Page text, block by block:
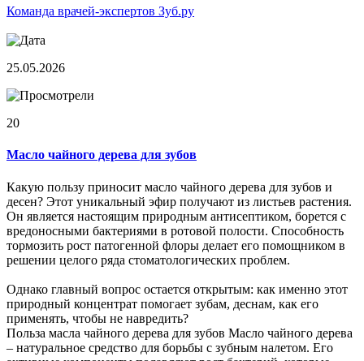
Команда врачей-экспертов Зуб.ру
25.05.2026
20
Масло чайного дерева для зубов
Какую пользу приносит масло чайного дерева для зубов и
десен? Этот уникальный эфир получают из листьев растения.
Он является настоящим природным антисептиком, борется с
вредоносными бактериями в ротовой полости. Способность
тормозить рост патогенной флоры делает его помощником в
решении целого ряда стоматологических проблем.
Однако главный вопрос остается открытым: как именно этот
природный концентрат помогает зубам, деснам, как его
применять, чтобы не навредить?
Польза масла чайного дерева для зубов Масло чайного дерева
– натуральное средство для борьбы с зубным налетом. Его